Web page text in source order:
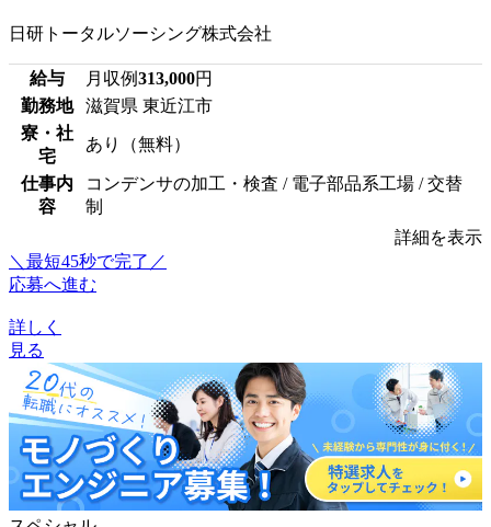
日研トータルソーシング株式会社
給与 月収例313,000円
勤務地
滋賀県 東近江市
寮・社
宅
あり（無料）
仕事内
容
コンデンサの加工・検査 / 電子部品系工場 / 交替
制
詳細を表示
＼最短45秒で完了／
応募へ進む
詳しく
見る